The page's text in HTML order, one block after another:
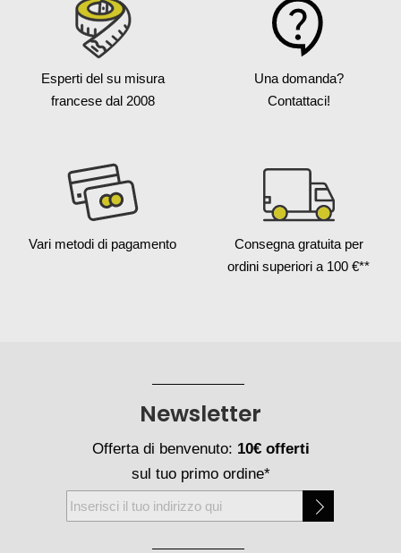
Esperti del su misura
francese dal 2008
Una domanda?
Contattaci!
Vari metodi di pagamento Consegna gratuita per
ordini superiori a 100 €**
Newsletter
Offerta di benvenuto: 10€ offerti
sul tuo primo ordine*
Iscriviti
alla